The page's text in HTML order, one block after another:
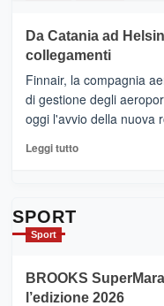
tappe
dell’enoturismo
RANDAZZO
–
Ci
siamo
quasi….
pronti
per
Da Catania ad
collegamenti
Finnair, la compagnia
di gestione degli
oggi l'avvio della nuova
Leggi tuttoLeggi
con
la
SPORT
Sport
BROOKS
l’edizione 2026